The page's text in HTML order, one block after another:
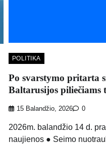
POLITIKA
Po svarstymo pritarta
Baltarusijos piliečiams
15 Balandžio, 2026 0
2026m. balandžio 14 d.
naujienos ● Seimo